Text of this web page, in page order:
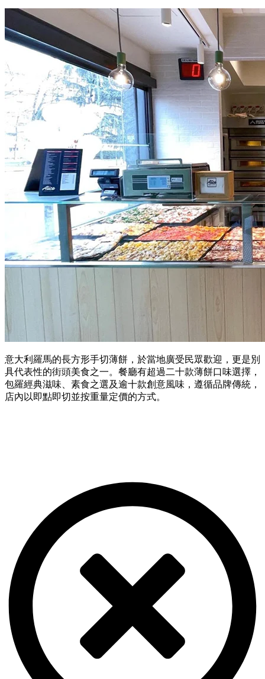
意大利羅馬的長方形手切薄餅，於當地廣受民眾歡迎，更是別
具代表性的街頭美食之一。餐廳有超過二十款薄餅口味選擇，
包羅經典滋味、素食之選及逾十款創意風味，遵循品牌傳統，
店內以即點即切並按重量定價的方式。